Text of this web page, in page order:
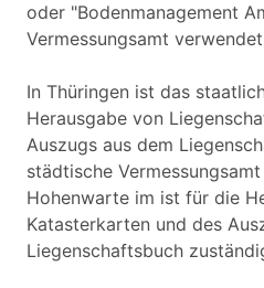
oder "Bodenmanagement
Vermessungsamt
In Thüringen ist das
Herausgabe von
Auszugs aus dem
städtische
Hohenwarte im ist für die
Katasterkarten und des
Liegenschaftsbuch